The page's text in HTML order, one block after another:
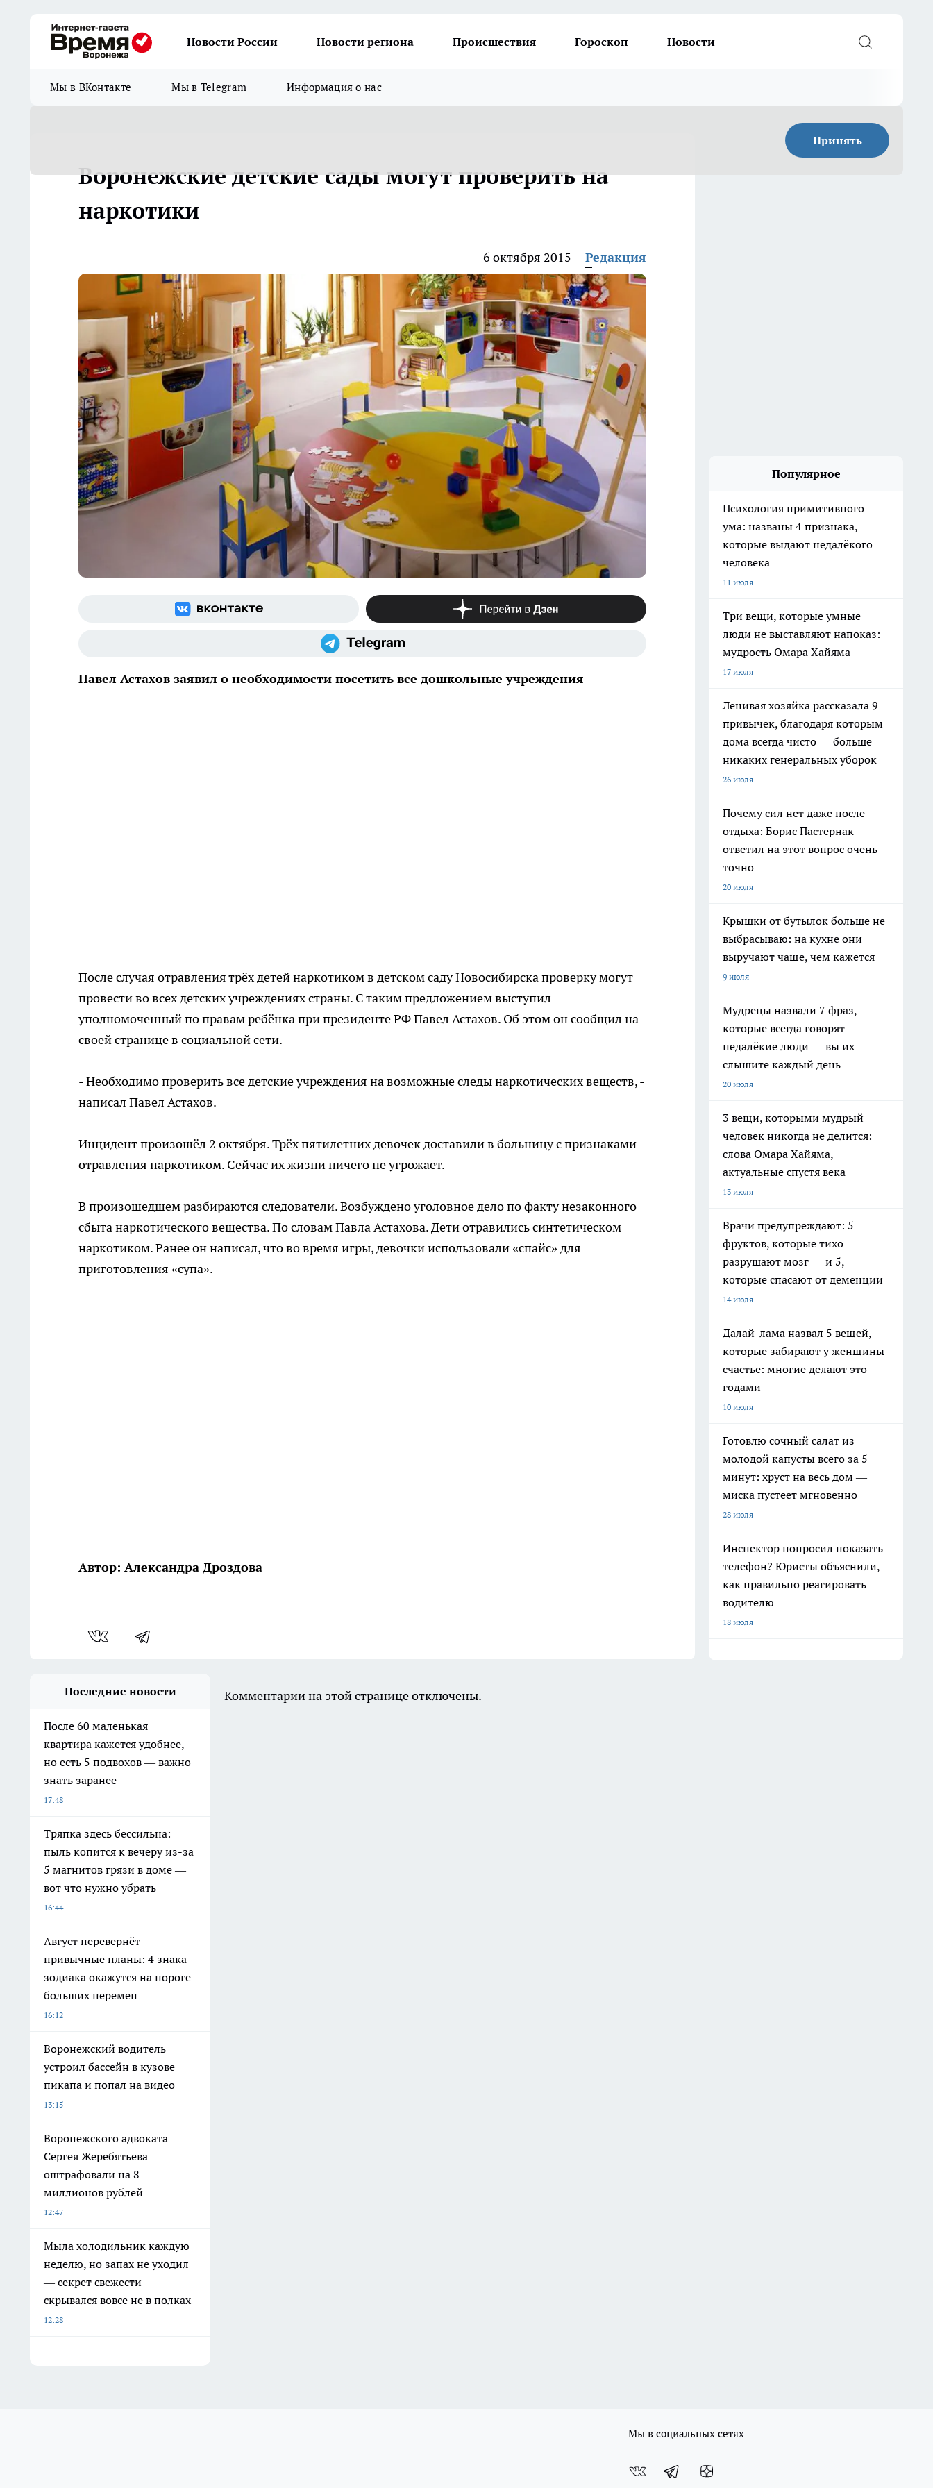
Новости России Новости региона Происшествия Гороскоп Новости
Мы в ВКонтакте Мы в Telegram Информация о нас
Принять
Воронежские детские сады могут проверить на
наркотики
6 октября 2015 Редакция
Павел Астахов заявил о необходимости посетить все дошкольные учреждения
После случая отравления трёх детей наркотиком в детском саду Новосибирска проверку могут
провести во всех детских учреждениях страны. С таким предложением выступил
уполномоченный по правам ребёнка при президенте РФ Павел Астахов. Об этом он сообщил на
своей странице в социальной сети.
- Необходимо проверить все детские учреждения на возможные следы наркотических веществ, -
написал Павел Астахов.
Инцидент произошёл 2 октября. Трёх пятилетних девочек доставили в больницу с признаками
отравления наркотиком. Сейчас их жизни ничего не угрожает.
В произошедшем разбираются следователи. Возбуждено уголовное дело по факту незаконного
сбыта наркотического вещества. По словам Павла Астахова. Дети отравились синтетическом
наркотиком. Ранее он написал, что во время игры, девочки использовали «спайс» для
приготовления «супа».
Автор: Александра Дроздова
Популярное
Психология примитивного
ума: названы 4 признака,
которые выдают недалёкого
человека
11 июля
Три вещи, которые умные
люди не выставляют напоказ:
мудрость Омара Хайяма
17 июля
Ленивая хозяйка рассказала 9
привычек, благодаря которым
дома всегда чисто — больше
никаких генеральных уборок
26 июля
Почему сил нет даже после
отдыха: Борис Пастернак
ответил на этот вопрос очень
точно
20 июля
Крышки от бутылок больше не
выбрасываю: на кухне они
выручают чаще, чем кажется
9 июля
Мудрецы назвали 7 фраз,
которые всегда говорят
недалёкие люди — вы их
слышите каждый день
20 июля
3 вещи, которыми мудрый
человек никогда не делится:
слова Омара Хайяма,
актуальные спустя века
13 июля
Врачи предупреждают: 5
фруктов, которые тихо
разрушают мозг — и 5,
которые спасают от деменции
14 июля
Далай-лама назвал 5 вещей,
которые забирают у женщины
счастье: многие делают это
годами
10 июля
Готовлю сочный салат из
молодой капусты всего за 5
минут: хруст на весь дом —
миска пустеет мгновенно
28 июля
Инспектор попросил показать
телефон? Юристы объяснили,
как правильно реагировать
водителю
18 июля
Последние новости
После 60 маленькая
квартира кажется удобнее,
но есть 5 подвохов — важно
знать заранее
17:48
Тряпка здесь бессильна:
пыль копится к вечеру из-за
5 магнитов грязи в доме —
вот что нужно убрать
16:44
Август перевернёт
привычные планы: 4 знака
зодиака окажутся на пороге
больших перемен
16:12
Воронежский водитель
устроил бассейн в кузове
пикапа и попал на видео
13:15
Воронежского адвоката
Сергея Жеребятьева
оштрафовали на 8
миллионов рублей
12:47
Мыла холодильник каждую
неделю, но запах не уходил
— секрет свежести
скрывался вовсе не в полках
12:28
Комментарии на этой странице отключены.
Мы в социальных сетях